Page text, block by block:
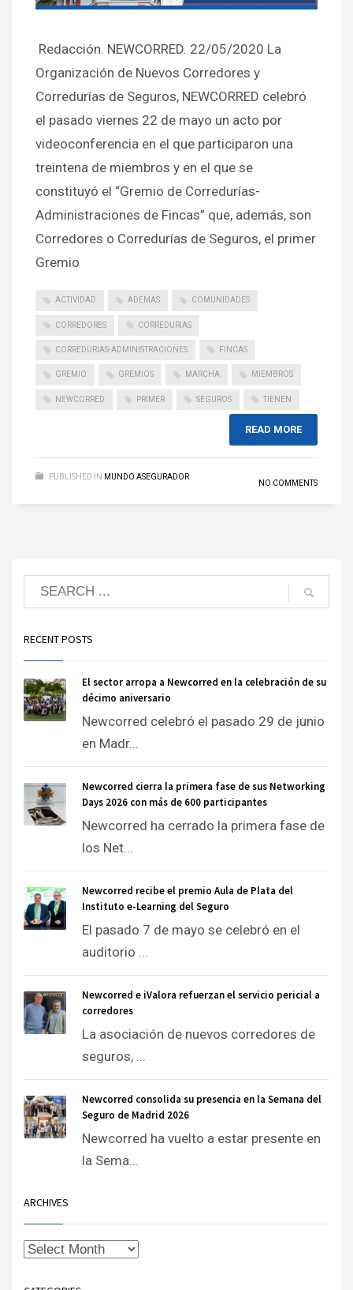
Redacción. NEWCORRED. 22/05/2020 La
Organización de Nuevos Corredores y
Corredurías de Seguros, NEWCORRED celebró
el pasado viernes 22 de mayo un acto por
videoconferencia en el que participaron una
treintena de miembros y en el que se
constituyó el “Gremio de Corredurías-
Administraciones de Fincas” que, además, son
Corredores o Corredurías de Seguros, el primer
Gremio
ACTIVIDAD ADEMAS COMUNIDADES
CORREDORES CORREDURIAS
CORREDURIAS-ADMINISTRACIONES FINCAS
GREMIO GREMIOS MARCHA MIEMBROS
NEWCORRED PRIMER SEGUROS TIENEN
READ MORE
PUBLISHED IN MUNDO ASEGURADOR
NO COMMENTS
RECENT POSTS
El sector arropa a Newcorred en la celebración de su
décimo aniversario
Newcorred celebró el pasado 29 de junio
en Madr...
Newcorred cierra la primera fase de sus Networking
Days 2026 con más de 600 participantes
Newcorred ha cerrado la primera fase de
los Net...
Newcorred recibe el premio Aula de Plata del
Instituto e-Learning del Seguro
El pasado 7 de mayo se celebró en el
auditorio ...
Newcorred e iValora refuerzan el servicio pericial a
corredores
La asociación de nuevos corredores de
seguros, ...
Newcorred consolida su presencia en la Semana del
Seguro de Madrid 2026
Newcorred ha vuelto a estar presente en
la Sema...
ARCHIVES